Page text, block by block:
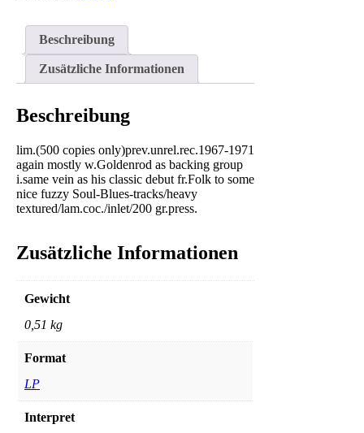
Beschreibung
Zusätzliche Informationen
Beschreibung
lim.(500 copies only)prev.unrel.rec.1967-1971
again mostly w.Goldenrod as backing group
i.same vein as his classic debut fr.Folk to some
nice fuzzy Soul-Blues-tracks/heavy
textured/lam.coc./inlet/200 gr.press.
Zusätzliche Informationen
Gewicht
0,51 kg
Format
LP
Interpret